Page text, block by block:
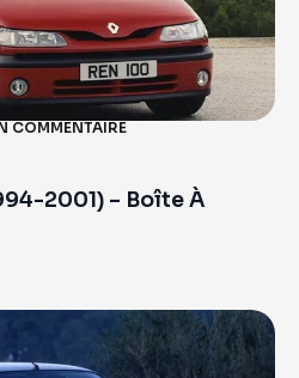
2001) – Boîte À
COMMENTAIRE